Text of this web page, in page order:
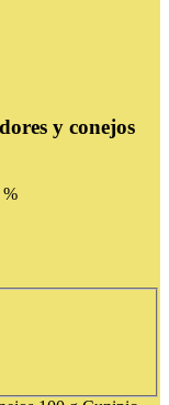
y conejos
%